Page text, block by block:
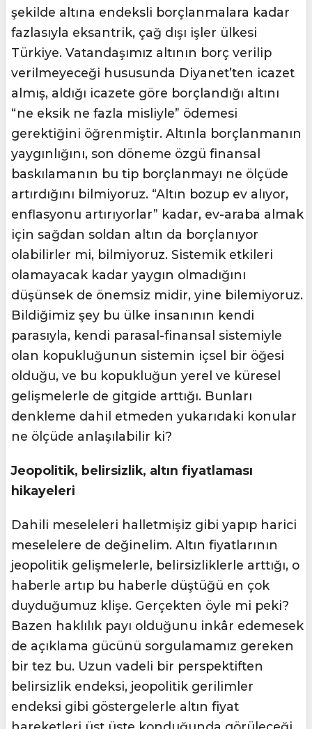
şekilde altına endeksli borçlanmalara kadar
fazlasıyla eksantrik, çağ dışı işler ülkesi
Türkiye. Vatandaşımız altının borç verilip
verilmeyeceği hususunda Diyanet’ten icazet
almış, aldığı icazete göre borçlandığı altını
“ne eksik ne fazla misliyle” ödemesi
gerektiğini öğrenmiştir. Altınla borçlanmanın
yaygınlığını, son döneme özgü finansal
baskılamanın bu tip borçlanmayı ne ölçüde
artırdığını bilmiyoruz. “Altın bozup ev alıyor,
enflasyonu artırıyorlar” kadar, ev-araba almak
için sağdan soldan altın da borçlanıyor
olabilirler mi, bilmiyoruz. Sistemik etkileri
olamayacak kadar yaygın olmadığını
düşünsek de önemsiz midir, yine bilemiyoruz.
Bildiğimiz şey bu ülke insanının kendi
parasıyla, kendi parasal-finansal sistemiyle
olan kopukluğunun sistemin içsel bir öğesi
olduğu, ve bu kopukluğun yerel ve küresel
gelişmelerle de gitgide arttığı. Bunları
denkleme dahil etmeden yukarıdaki konular
ne ölçüde anlaşılabilir ki?
Jeopolitik, belirsizlik, altın fiyatlaması
hikayeleri
Dahili meseleleri halletmişiz gibi yapıp harici
meselelere de değinelim. Altın fiyatlarının
jeopolitik gelişmelerle, belirsizliklerle arttığı, o
haberle artıp bu haberle düştüğü en çok
duyduğumuz klişe. Gerçekten öyle mi peki?
Bazen haklılık payı olduğunu inkâr edemesek
de açıklama gücünü sorgulamamız gereken
bir tez bu. Uzun vadeli bir perspektiften
belirsizlik endeksi, jeopolitik gerilimler
endeksi gibi göstergelerle altın fiyat